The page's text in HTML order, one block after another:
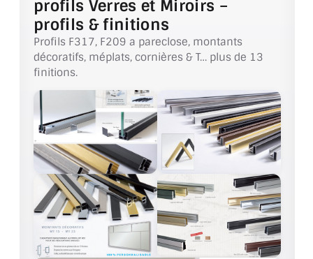
ACCESSOIRES & QUINCAILLERIE
CATALOGUE DE PROFILS ET FIXATION DU
VERRE
LES FIXATIONS POUR MIROIR
LES PROFILS PAROI DE VERRE
VITRINE EN VERRE
CONNECTEURS ET ASSEMBLAGE DE VERRES
PLATS ET CORNIÈRES
profils Verres et Miroirs –
profils & finitions
Profils F317, F209 a pareclose, montants
décoratifs, méplats, cornières & T… plus de 13
finitions.